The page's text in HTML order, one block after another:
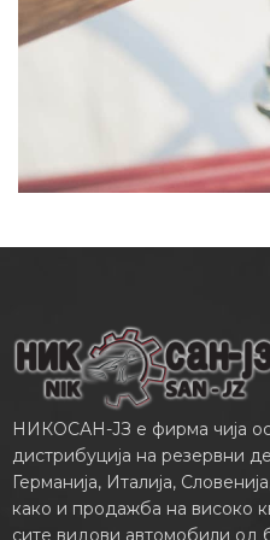
НИКОСАН-ЈЗ е фирма чија
дистрибуција на резервни
Германија, Италија,
како и продажба на високо
сите видови автомобили од